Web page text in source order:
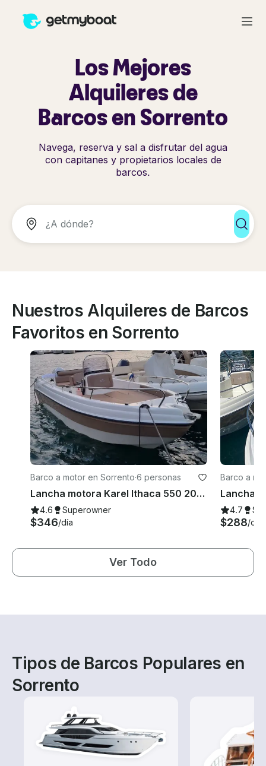
Los Mejores
Alquileres de
Barcos en Sorrento
Navega, reserva y sal a disfrutar del agua
con capitanes y propietarios locales de
barcos.
Nuestros Alquileres de Barcos
Favoritos en Sorrento
Barco a motor en Sorrento·6 personas
Lancha motora Karel Ithaca 550 2022 en Sorrento, Campania
4.6 Superowner
$346/día
Barco a
4.7
$288/día
Ver Todo
Tipos de Barcos Populares en
Sorrento